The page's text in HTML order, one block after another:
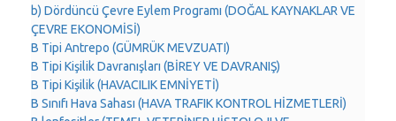
b) Dördüncü Çevre Eylem Programı (DOĞAL KAYNAKLAR VE
ÇEVRE EKONOMİSİ)
B Tipi Antrepo (GÜMRÜK MEVZUATI)
B Tipi Kişilik Davranışları (BİREY VE DAVRANIŞ)
B Tipi Kişilik (HAVACILIK EMNİYETİ)
B Sınıfı Hava Sahası (HAVA TRAFIK KONTROL HİZMETLERİ)